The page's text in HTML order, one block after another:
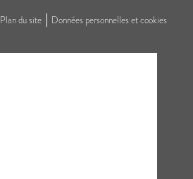
Plan du site Données personnelles et cookies